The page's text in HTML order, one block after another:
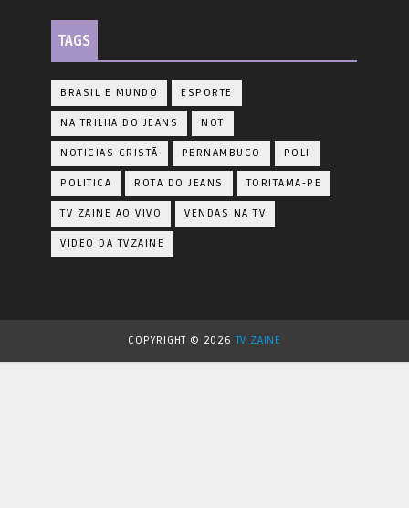
TAGS
BRASIL E MUNDO ESPORTE
NA TRILHA DO JEANS NOT
NOTICIAS CRISTÃ PERNAMBUCO POLI
POLITICA ROTA DO JEANS TORITAMA-PE
TV ZAINE AO VIVO VENDAS NA TV
VIDEO DA TVZAINE
COPYRIGHT © 2026TV ZAINE